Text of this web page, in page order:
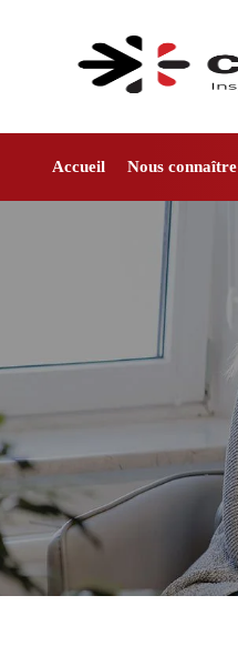
Accueil Nous connaître